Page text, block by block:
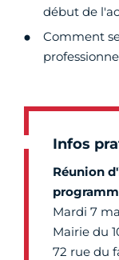
début de
Comment
Infos
Réunion
Mardi 7
Mairie du
72 rue du